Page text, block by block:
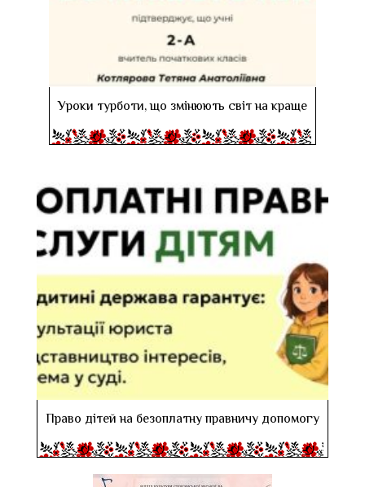
Уроки турботи, що змінюють світ на краще
Право дітей на безоплатну правничу допомогу